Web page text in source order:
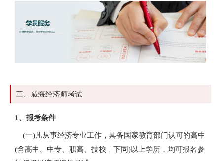
三、威海经济师考试
1、报考条件
(一)凡从事经济专业工作，具备国家教育部门认可的高中
(含高中、中专、职高、技校，下同)以上学历，均可报名参